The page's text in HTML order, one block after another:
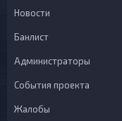
Новости
Банлист
Администраторы
События проекта
Жалобы